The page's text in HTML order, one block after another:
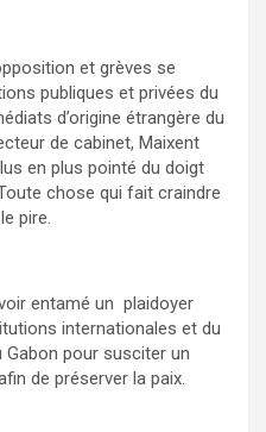
et grèves se
publiques et privées du
d’origine étrangère du
de cabinet, Maixent
en plus pointé du doigt
chose qui fait craindre
pire.
entamé un plaidoyer
internationales et du
pour susciter un
de préserver la paix.